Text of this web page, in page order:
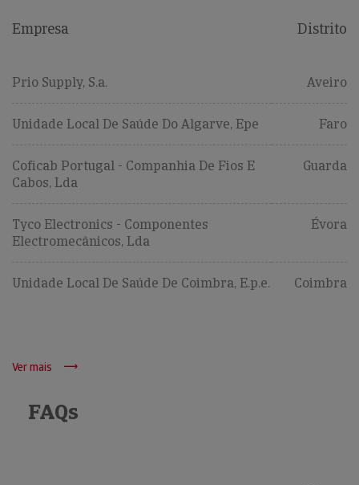
Empresa Distrito
Prio Supply, S.a. Aveiro
Unidade Local De Saúde Do Algarve, Epe Faro
Coficab Portugal - Companhia De Fios E
Cabos, Lda
Guarda
Tyco Electronics - Componentes
Electromecânicos, Lda
Évora
Unidade Local De Saúde De Coimbra, E.p.e. Coimbra
Ver mais
FAQs